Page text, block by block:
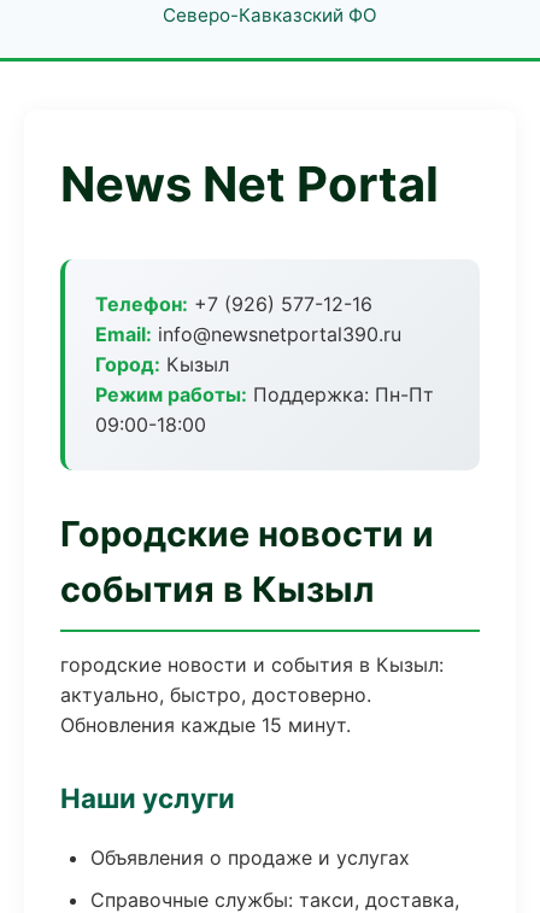
Северо-Кавказский ФО
News Net Portal
Телефон: +7 (926) 577-12-16
Email: info@newsnetportal390.ru
Город: Кызыл
Режим работы: Поддержка: Пн-Пт
09:00-18:00
Городские новости и
события в Кызыл
городские новости и события в Кызыл:
актуально, быстро, достоверно.
Обновления каждые 15 минут.
Наши услуги
Объявления о продаже и услугах
Справочные службы: такси, доставка,